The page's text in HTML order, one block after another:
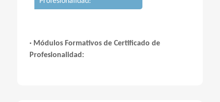
· Módulos Formativos de Certificado de
Profesionalidad: